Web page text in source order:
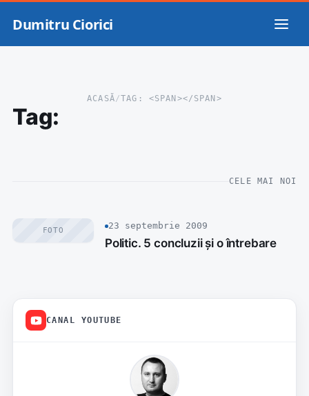
Dumitru Ciorici
ACASĂ/TAG: <SPAN></SPAN>
Tag:
CELE MAI NOI
FOTO 23 septembrie 2009
Politic. 5 concluzii și o întrebare
CANAL YOUTUBE